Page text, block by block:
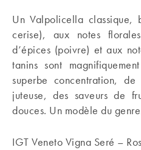
Un Valpolicella classique,
cerise), aux notes
d’épices (poivre) et aux
tanins sont
superbe concentration,
juteuse, des saveurs de
douces. Un modèle du
IGT Veneto Vigna Seré –